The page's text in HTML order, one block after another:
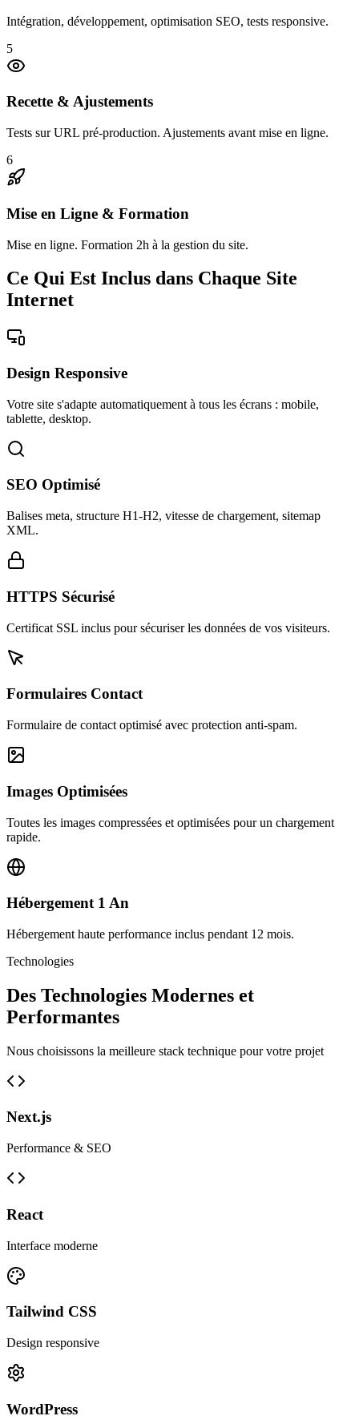
Intégration, développement, optimisation SEO, tests responsive.
5
Recette & Ajustements
Tests sur URL pré-production. Ajustements avant mise en ligne.
6
Mise en Ligne & Formation
Mise en ligne. Formation 2h à la gestion du site.
Ce Qui Est Inclus dans Chaque Site
Internet
Design Responsive
Votre site s'adapte automatiquement à tous les écrans : mobile,
tablette, desktop.
SEO Optimisé
Balises meta, structure H1-H2, vitesse de chargement, sitemap
XML.
HTTPS Sécurisé
Certificat SSL inclus pour sécuriser les données de vos visiteurs.
Formulaires Contact
Formulaire de contact optimisé avec protection anti-spam.
Images Optimisées
Toutes les images compressées et optimisées pour un chargement
rapide.
Hébergement 1 An
Hébergement haute performance inclus pendant 12 mois.
Technologies
Des Technologies Modernes et
Performantes
Nous choisissons la meilleure stack technique pour votre projet
Next.js
Performance & SEO
React
Interface moderne
Tailwind CSS
Design responsive
WordPress